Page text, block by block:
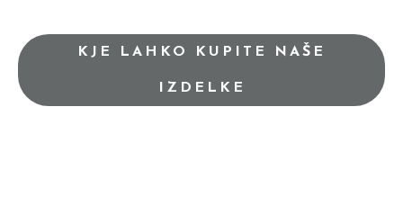
KJE LAHKO KUPITE NAŠE
IZDELKE